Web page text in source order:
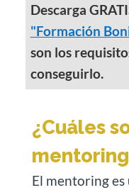
Descarga
"Formación
son los
conseguirlo.
¿Cuáles
El mentoring es